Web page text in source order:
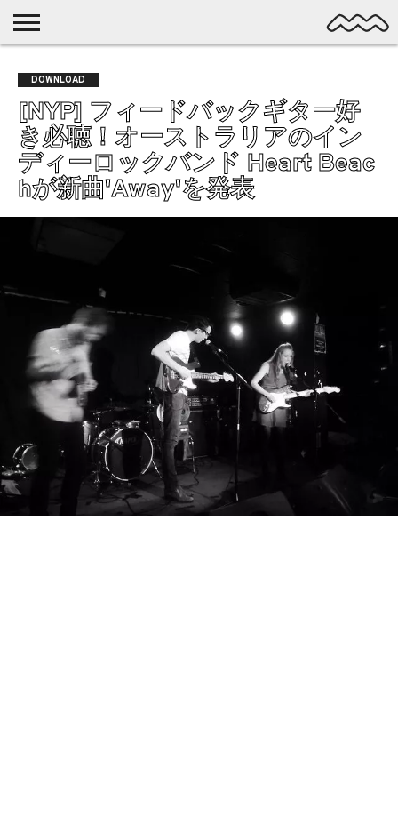
MUSIC
LATEST
POSTS
SPOTLIGHT
NYP
/ DL
DISCOVERY
ROCK
POP
ALTERNATIVE
ELECTRONIC
SSW
FOLK
PSYCH
EXPERIMENTAL
SYNTHPOP
PUNK
SHOEGAZE
SOUL
BEDROOM
DOWNLOAD
[NYP] フィードバックギター好
き必聴！オーストラリアのイン
ディーロックバンド Heart Beac
hが新曲'Away'を発表